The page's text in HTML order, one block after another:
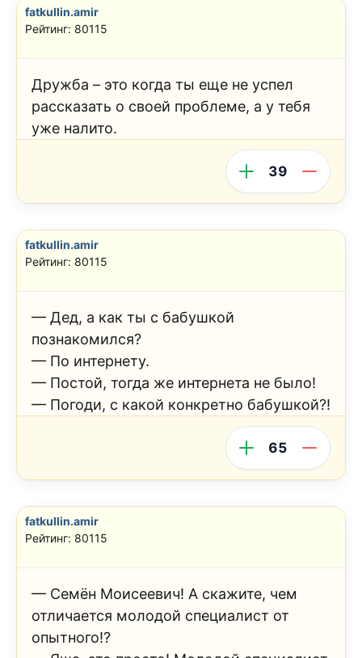
fatkullin.amir
Рейтинг: 80115
Дружба – это когда ты еще не успел
рассказать о своей проблеме, а у тебя
уже налито.
39
fatkullin.amir
Рейтинг: 80115
— Дед, а как ты с бабушкой
познакомился?
— По интернету.
— Постой, тогда же интернета не было!
— Погоди, с какой конкретно бабушкой?!
65
fatkullin.amir
Рейтинг: 80115
— Семён Моисеевич! А скажите, чем
отличается молодой специалист от
опытного!?